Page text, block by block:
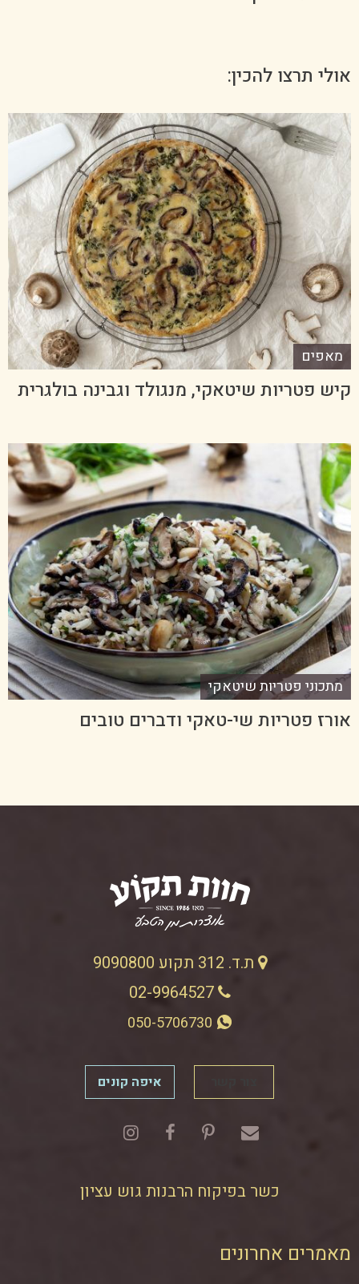
אולי תרצו להכין:
מאפים
קיש פטריות שיטאקי, מנגולד וגבינה בולגרית
מתכוני פטריות שיטאקי
אורז פטריות שי-טאקי ודברים טובים
ת.ד. 312 תקוע 9090800
02-9964527
איפה קונים
כשר בפיקוח הרבנות גוש עציון
מאמרים אחרונים